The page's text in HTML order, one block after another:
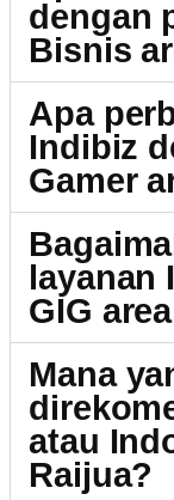
dengan
Bisnis
Apa
Indibiz
Gamer
GIG
Mana
atau
Raijua?